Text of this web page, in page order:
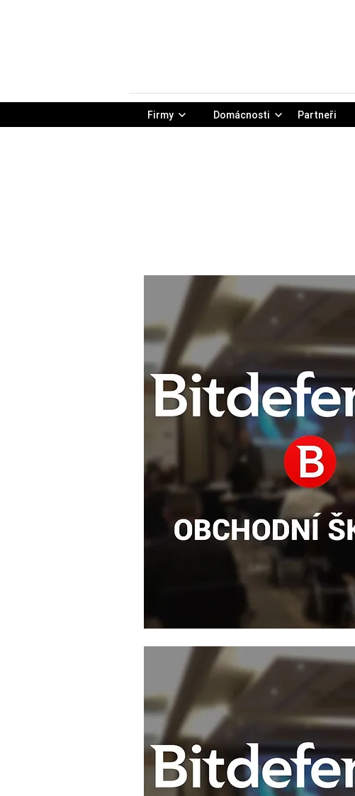
Firmy Domácnosti Partneři